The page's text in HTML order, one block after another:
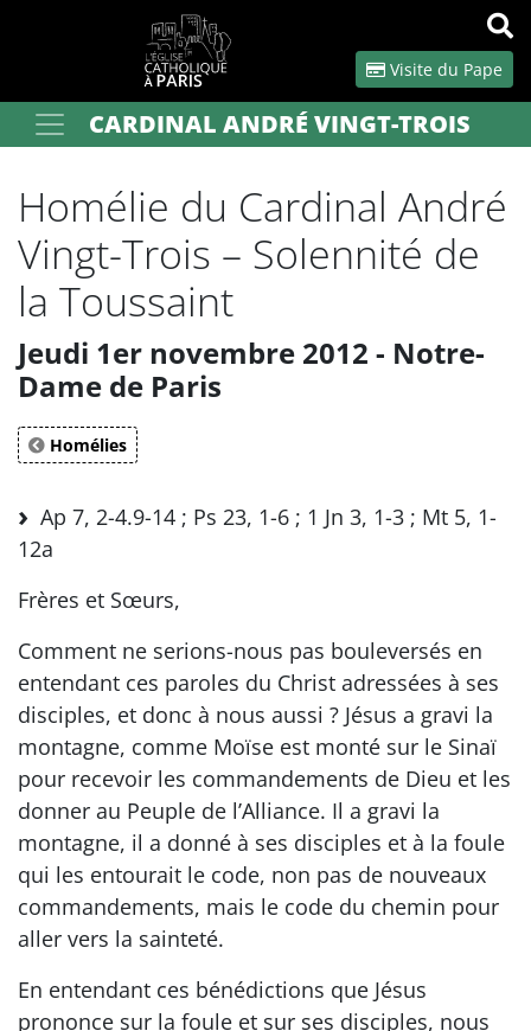
Visite du Pape
Votre recherche OK
CARDINAL ANDRÉ VINGT-TROIS
Homélie du Cardinal André
Vingt-Trois – Solennité de
la Toussaint
Jeudi 1er novembre 2012 - Notre-
Dame de Paris
Homélies
Ap 7, 2-4.9-14 ; Ps 23, 1-6 ; 1 Jn 3, 1-3 ; Mt 5, 1-
12a
Frères et Sœurs,
Comment ne serions-nous pas bouleversés en
entendant ces paroles du Christ adressées à ses
disciples, et donc à nous aussi ? Jésus a gravi la
montagne, comme Moïse est monté sur le Sinaï
pour recevoir les commandements de Dieu et les
donner au Peuple de l’Alliance. Il a gravi la
montagne, il a donné à ses disciples et à la foule
qui les entourait le code, non pas de nouveaux
commandements, mais le code du chemin pour
aller vers la sainteté.
En entendant ces bénédictions que Jésus
prononce sur la foule et sur ses disciples, nous
Panneau de gestion des cookies